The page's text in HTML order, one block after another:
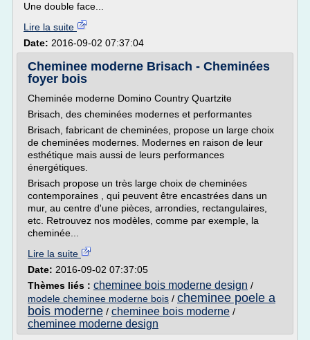
Une double face...
Lire la suite
Date: 2016-09-02 07:37:04
Cheminee moderne Brisach - Cheminées
foyer bois
Cheminée moderne Domino Country Quartzite
Brisach, des cheminées modernes et performantes
Brisach, fabricant de cheminées, propose un large choix
de cheminées modernes. Modernes en raison de leur
esthétique mais aussi de leurs performances
énergétiques.
Brisach propose un très large choix de cheminées
contemporaines , qui peuvent être encastrées dans un
mur, au centre d'une pièces, arrondies, rectangulaires,
etc. Retrouvez nos modèles, comme par exemple, la
cheminée...
Lire la suite
Date: 2016-09-02 07:37:05
Thèmes liés : cheminee bois moderne design /
modele cheminee moderne bois / cheminee poele a
bois moderne / cheminee bois moderne /
cheminee moderne design